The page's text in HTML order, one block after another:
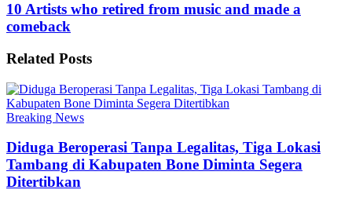
10 Artists who retired from music and made a
comeback
Related Posts
Breaking News
Diduga Beroperasi Tanpa Legalitas, Tiga Lokasi
Tambang di Kabupaten Bone Diminta Segera
Ditertibkan